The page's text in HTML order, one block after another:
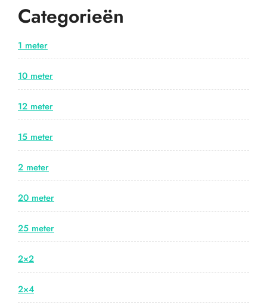
Categorieën
1 meter
10 meter
12 meter
15 meter
2 meter
20 meter
25 meter
2×2
2×4